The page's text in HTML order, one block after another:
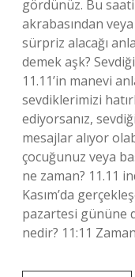
gördünüz. Bu
akrabasından
sürpriz alacağı
demek aşk?
11.11’in manevi
sevdiklerimizi
ediyorsanız,
mesajlar alıyor
çocuğunuz veya
ne zaman? 11.11
Kasım’da
pazartesi gününe
nedir? 11:11